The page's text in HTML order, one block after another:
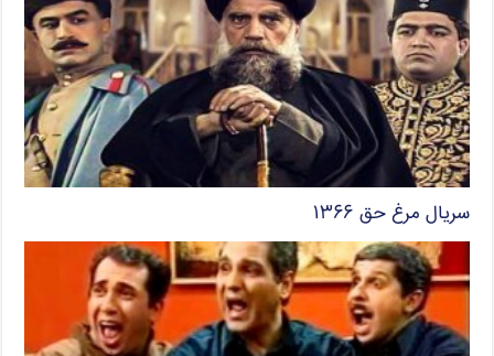
سریال مرغ حق ۱۳۶۶